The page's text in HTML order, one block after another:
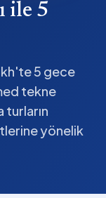
ile 5
5 gece
tekne
turların
yönelik